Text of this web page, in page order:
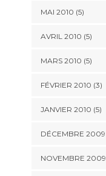
MAI 2010 (5)
AVRIL 2010 (5)
MARS 2010 (5)
FÉVRIER 2010 (3)
JANVIER 2010 (5)
DÉCEMBRE 2009
NOVEMBRE 2009